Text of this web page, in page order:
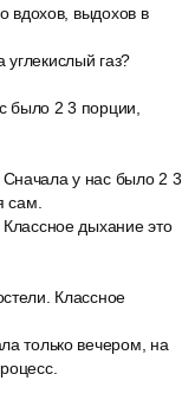
вдохов, выдохов в
газ?
было 2 3 порции,
Сначала у нас было 2 3
сам.
Классное дыхание это
Классное
только вечером, на